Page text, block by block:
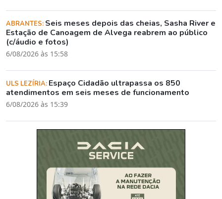
ABRANTES: Seis meses depois das cheias, Sasha River e
Estação de Canoagem de Alvega reabrem ao público
(c/áudio e fotos)
6/08/2026 às 15:58
ULS LEZÍRIA: Espaço Cidadão ultrapassa os 850
atendimentos em seis meses de funcionamento
6/08/2026 às 15:39